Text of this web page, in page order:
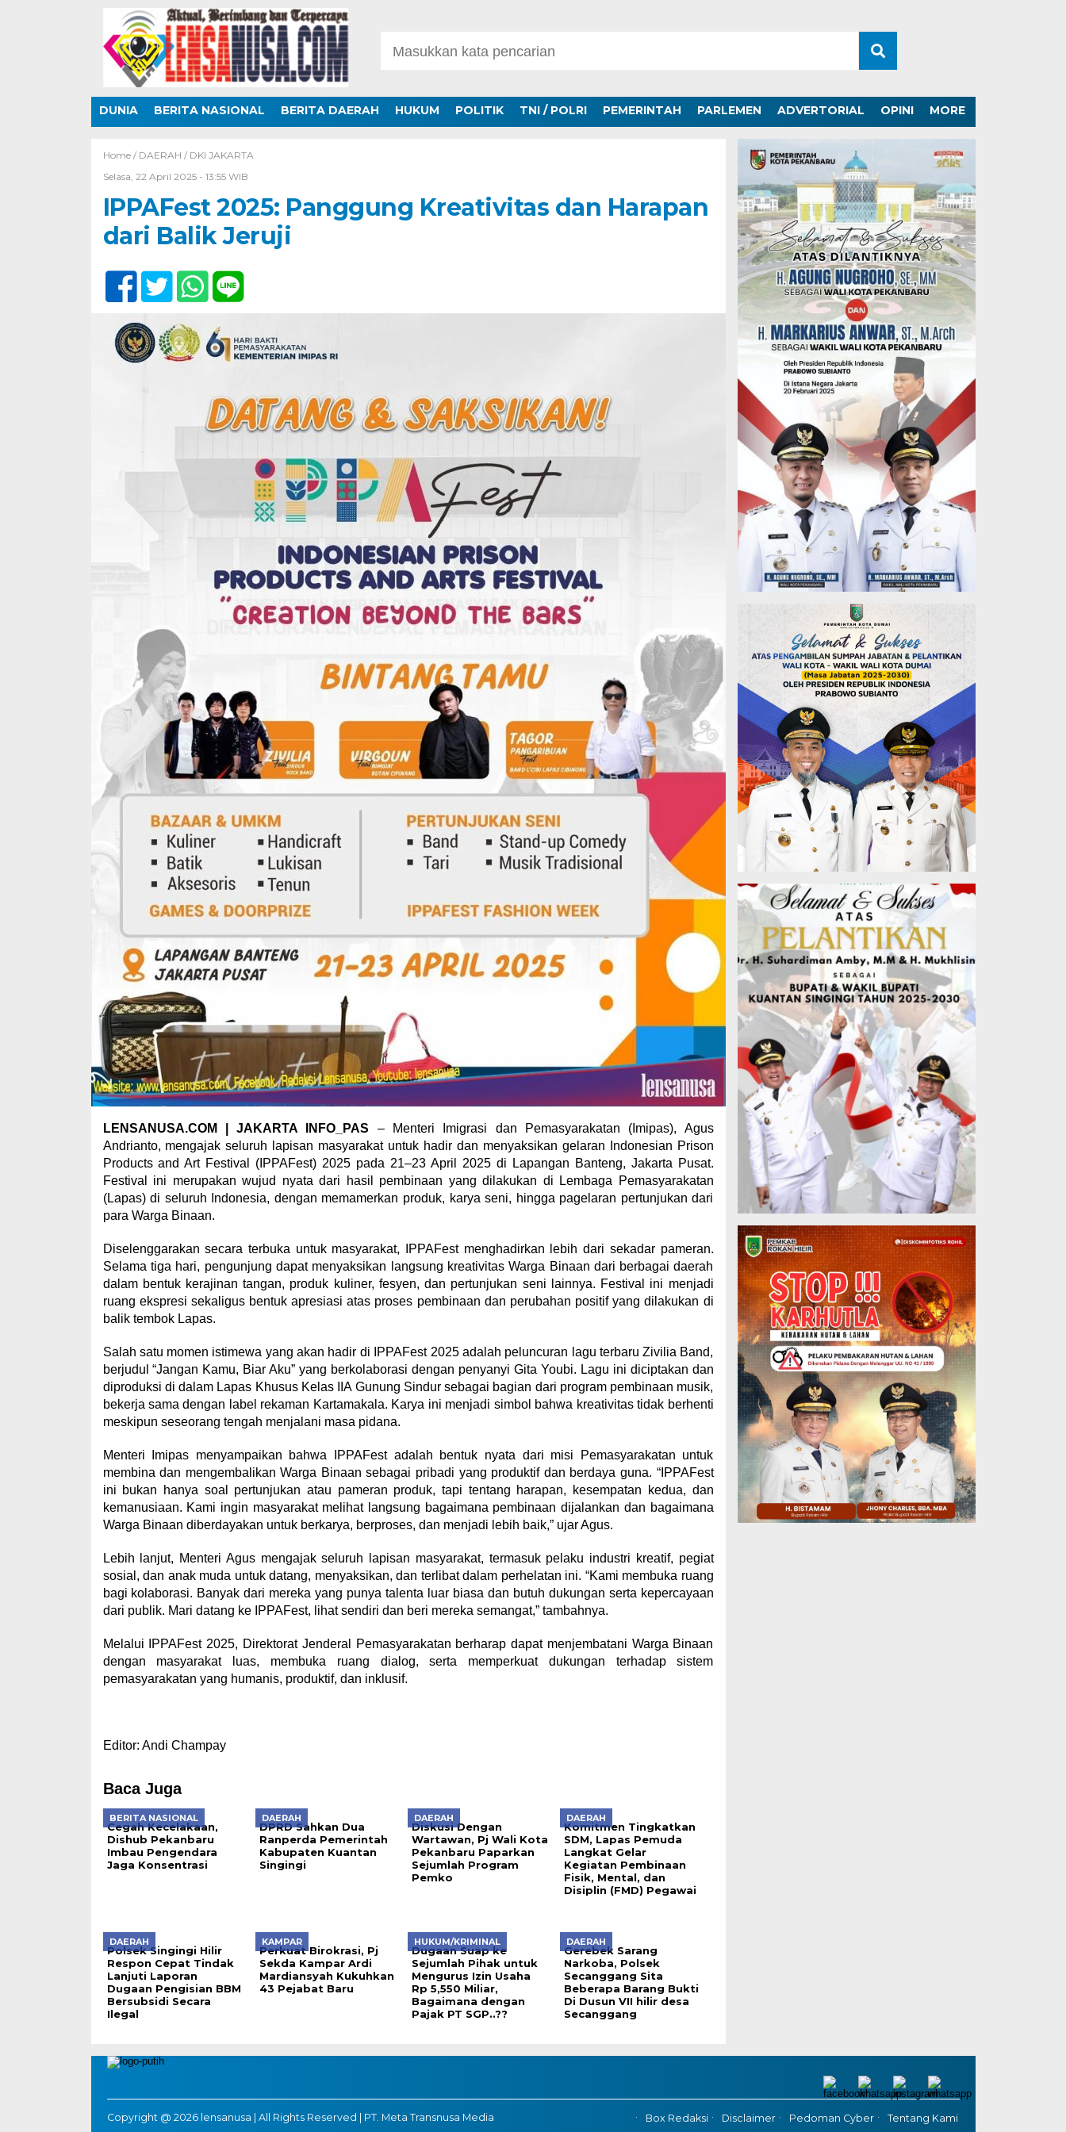
DUNIA BERITA NASIONAL BERITA DAERAH HUKUM POLITIK TNI / POLRI PEMERINTAH PARLEMEN ADVERTORIAL OPINI MORE
Home / DAERAH / DKI JAKARTA
Selasa, 22 April 2025 - 13:55 WIB
IPPAFest 2025: Panggung Kreativitas dan Harapan
dari Balik Jeruji
LENSANUSA.COM | JAKARTA INFO_PAS – Menteri Imigrasi dan Pemasyarakatan (Imipas), Agus
Andrianto, mengajak seluruh lapisan masyarakat untuk hadir dan menyaksikan gelaran Indonesian Prison
Products and Art Festival (IPPAFest) 2025 pada 21–23 April 2025 di Lapangan Banteng, Jakarta Pusat.
Festival ini merupakan wujud nyata dari hasil pembinaan yang dilakukan di Lembaga Pemasyarakatan
(Lapas) di seluruh Indonesia, dengan memamerkan produk, karya seni, hingga pagelaran pertunjukan dari
para Warga Binaan.
Diselenggarakan secara terbuka untuk masyarakat, IPPAFest menghadirkan lebih dari sekadar pameran.
Selama tiga hari, pengunjung dapat menyaksikan langsung kreativitas Warga Binaan dari berbagai daerah
dalam bentuk kerajinan tangan, produk kuliner, fesyen, dan pertunjukan seni lainnya. Festival ini menjadi
ruang ekspresi sekaligus bentuk apresiasi atas proses pembinaan dan perubahan positif yang dilakukan di
balik tembok Lapas.
Salah satu momen istimewa yang akan hadir di IPPAFest 2025 adalah peluncuran lagu terbaru Zivilia Band,
berjudul “Jangan Kamu, Biar Aku” yang berkolaborasi dengan penyanyi Gita Youbi. Lagu ini diciptakan dan
diproduksi di dalam Lapas Khusus Kelas IIA Gunung Sindur sebagai bagian dari program pembinaan musik,
bekerja sama dengan label rekaman Kartamakala. Karya ini menjadi simbol bahwa kreativitas tidak berhenti
meskipun seseorang tengah menjalani masa pidana.
Menteri Imipas menyampaikan bahwa IPPAFest adalah bentuk nyata dari misi Pemasyarakatan untuk
membina dan mengembalikan Warga Binaan sebagai pribadi yang produktif dan berdaya guna. “IPPAFest
ini bukan hanya soal pertunjukan atau pameran produk, tapi tentang harapan, kesempatan kedua, dan
kemanusiaan. Kami ingin masyarakat melihat langsung bagaimana pembinaan dijalankan dan bagaimana
Warga Binaan diberdayakan untuk berkarya, berproses, dan menjadi lebih baik,” ujar Agus.
Lebih lanjut, Menteri Agus mengajak seluruh lapisan masyarakat, termasuk pelaku industri kreatif, pegiat
sosial, dan anak muda untuk datang, menyaksikan, dan terlibat dalam perhelatan ini. “Kami membuka ruang
bagi kolaborasi. Banyak dari mereka yang punya talenta luar biasa dan butuh dukungan serta kepercayaan
dari publik. Mari datang ke IPPAFest, lihat sendiri dan beri mereka semangat,” tambahnya.
Melalui IPPAFest 2025, Direktorat Jenderal Pemasyarakatan berharap dapat menjembatani Warga Binaan
dengan masyarakat luas, membuka ruang dialog, serta memperkuat dukungan terhadap sistem
pemasyarakatan yang humanis, produktif, dan inklusif.
Editor: Andi Champay
Baca Juga
BERITA NASIONAL
Cegah Kecelakaan,
Dishub Pekanbaru
Imbau Pengendara
Jaga Konsentrasi
DAERAH
DPRD Sahkan Dua
Ranperda Pemerintah
Kabupaten Kuantan
Singingi
DAERAH
Diskusi Dengan
Wartawan, Pj Wali Kota
Pekanbaru Paparkan
Sejumlah Program
Pemko
DAERAH
Komitmen Tingkatkan
SDM, Lapas Pemuda
Langkat Gelar
Kegiatan Pembinaan
Fisik, Mental, dan
Disiplin (FMD) Pegawai
DAERAH
Polsek Singingi Hilir
Respon Cepat Tindak
Lanjuti Laporan
Dugaan Pengisian BBM
Bersubsidi Secara
Ilegal
KAMPAR
Perkuat Birokrasi, Pj
Sekda Kampar Ardi
Mardiansyah Kukuhkan
43 Pejabat Baru
HUKUM/KRIMINAL
Dugaan Suap ke
Sejumlah Pihak untuk
Mengurus Izin Usaha
Rp 5,550 Miliar,
Bagaimana dengan
Pajak PT SGP..??
DAERAH
Gerebek Sarang
Narkoba, Polsek
Secanggang Sita
Beberapa Barang Bukti
Di Dusun VII hilir desa
Secanggang
Copyright @ 2026 lensanusa | All Rights Reserved | PT. Meta Transnusa Media Box Redaksi Disclaimer Pedoman Cyber Tentang Kami